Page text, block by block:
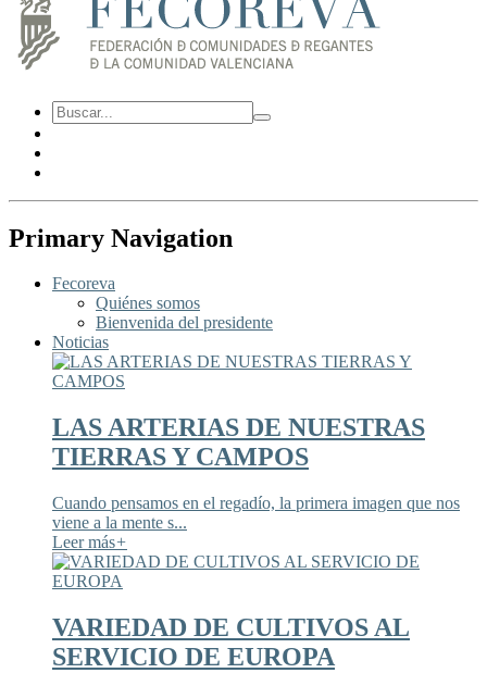
Primary Navigation
Fecoreva
Quiénes somos
Bienvenida del presidente
Noticias
LAS ARTERIAS DE NUESTRAS
TIERRAS Y CAMPOS
Cuando pensamos en el regadío, la primera imagen que nos
viene a la mente s...
Leer más+
VARIEDAD DE CULTIVOS AL
SERVICIO DE EUROPA